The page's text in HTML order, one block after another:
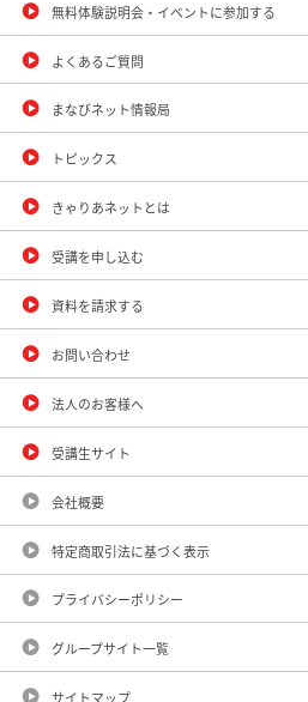
無料体験説明会・イベントに参加する
よくあるご質問
まなびネット情報局
トピックス
きゃりあネットとは
受講を申し込む
資料を請求する
お問い合わせ
法人のお客様へ
受講生サイト
会社概要
特定商取引法に基づく表示
プライバシーポリシー
グループサイト一覧
サイトマップ